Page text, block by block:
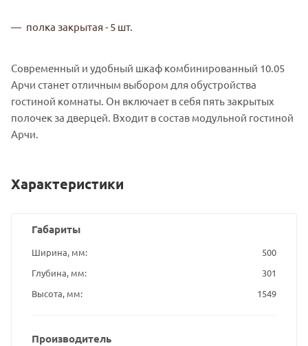
полка закрытая - 5 шт.
Современный и удобный шкаф комбинированный 10.05
Арчи станет отличным выбором для обустройства
гостиной комнаты. Он включает в себя пять закрытых
полочек за дверцей. Входит в состав модульной гостиной
Арчи.
Характеристики
Габариты
Ширина, мм
500
Глубина, мм
301
Высота, мм
1549
Производитель